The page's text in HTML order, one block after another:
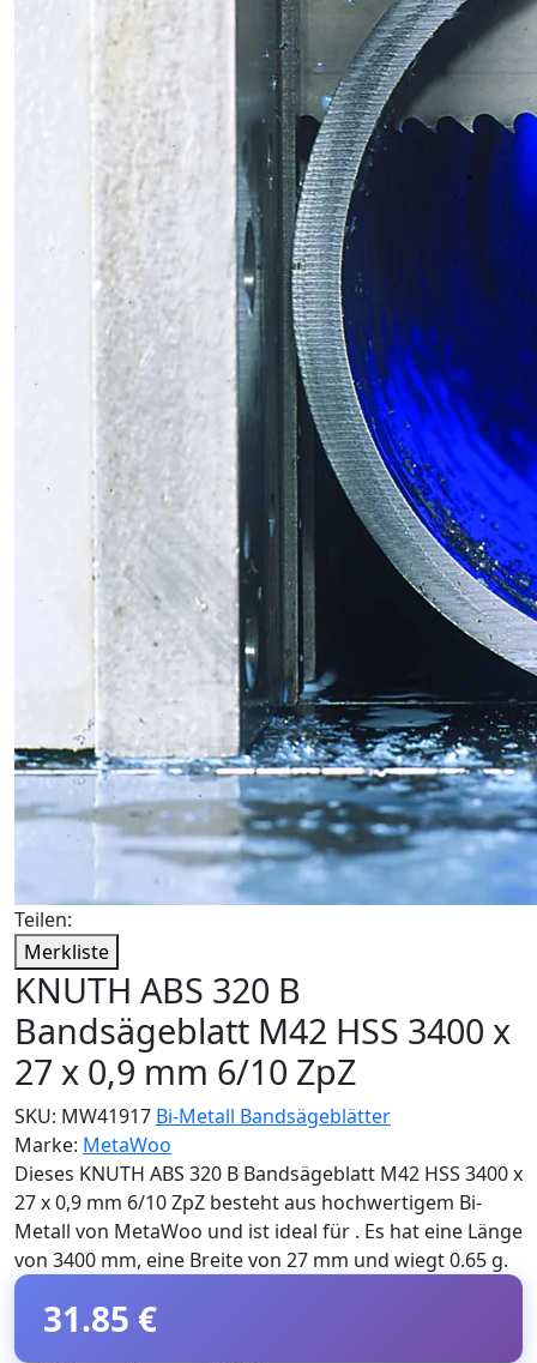
Teilen:
Merkliste
KNUTH ABS 320 B
Bandsägeblatt M42 HSS 3400 x
27 x 0,9 mm 6/10 ZpZ
SKU: MW41917 Bi-Metall Bandsägeblätter
Marke: MetaWoo
Dieses KNUTH ABS 320 B Bandsägeblatt M42 HSS 3400 x
27 x 0,9 mm 6/10 ZpZ besteht aus hochwertigem Bi-
Metall von MetaWoo und ist ideal für . Es hat eine Länge
von 3400 mm, eine Breite von 27 mm und wiegt 0.65 g.
31.85 €